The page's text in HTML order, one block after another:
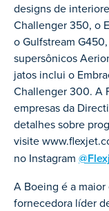
designs de
Challenger 350, o
o Gulfstream
supersônicos
jatos inclui o
Challenger 300. A
empresas da
detalhes sobre
visite
no Instagram
A Boeing é a
fornecedora líder